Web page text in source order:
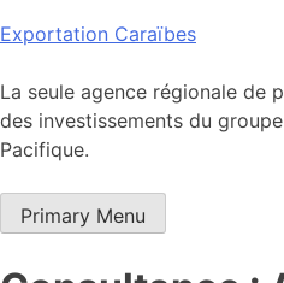
Skip
content
Exportation Caraïbes
La seule agence régionale de
des investissements du
Pacifique.
Primary Menu